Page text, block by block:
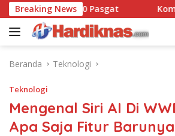
Langsung
ke
konten
Breaking News
90 Pasgat Komut
Beranda Teknologi
Teknologi
Mengenal Siri AI Di
Apa Saja Fitur